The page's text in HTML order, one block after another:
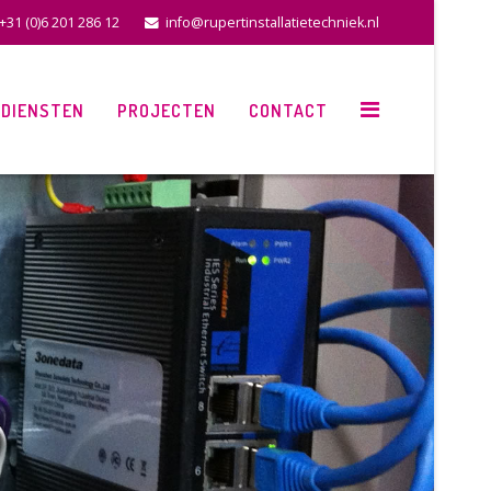
+31 (0)6 201 286 12 info@rupertinstallatietechniek.nl
DIENSTEN PROJECTEN CONTACT